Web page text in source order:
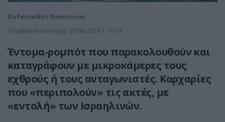
DefenceNet Newsroom
info@defencenet.gr 29.04.2019 | 16:14
Έντομα-ρομπότ που παρακολουθούν και
καταγράφουν με μικροκάμερες τους
εχθρούς ή τους ανταγωνιστές. Καρχαρίες
που «περιπολούν» τις ακτές, με
«εντολή» των Ισραηλινών.